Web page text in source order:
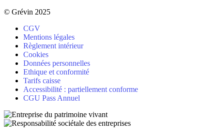
© Grévin 2025
CGV
Mentions légales
Règlement intérieur
Cookies
Données personnelles
Ethique et conformité
Tarifs caisse
Accessibilité : partiellement conforme
CGU Pass Annuel